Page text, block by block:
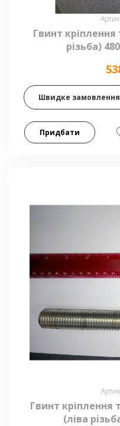
Гвинт кріплення
різьба)
Швидке замовлення
Придбати
Гвинт кріплення
(ліва